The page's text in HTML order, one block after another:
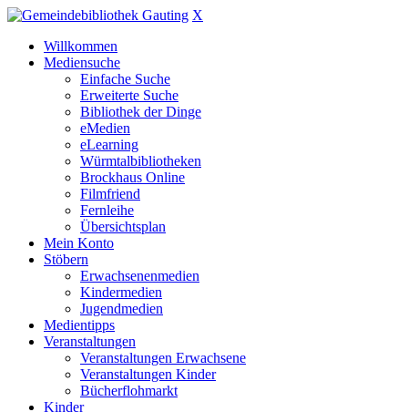
X
Willkommen
Mediensuche
Einfache Suche
Erweiterte Suche
Bibliothek der Dinge
eMedien
eLearning
Würmtalbibliotheken
Brockhaus Online
Filmfriend
Fernleihe
Übersichtsplan
Mein Konto
Stöbern
Erwachsenenmedien
Kindermedien
Jugendmedien
Medientipps
Veranstaltungen
Veranstaltungen Erwachsene
Veranstaltungen Kinder
Bücherflohmarkt
Kinder